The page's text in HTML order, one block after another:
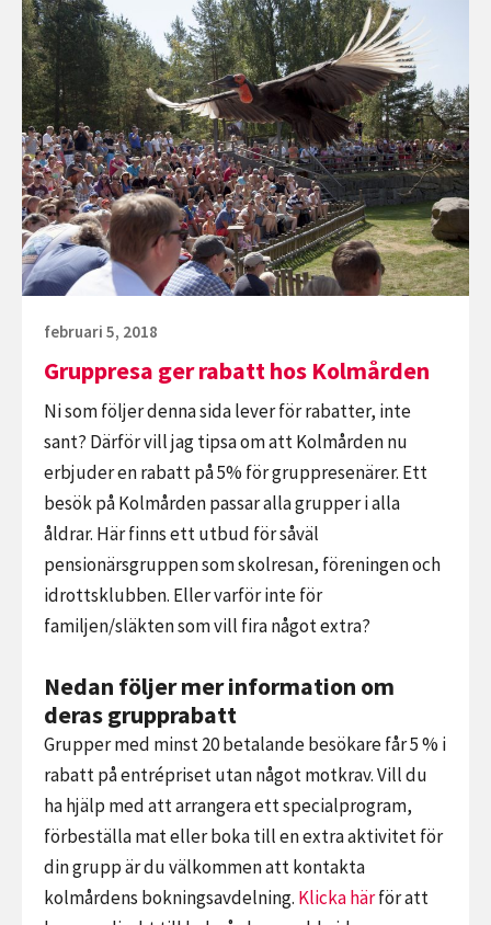
billigt
Fortsätt
läsa
Gruppresa
ger
rabatt
hos
Kolmården
Publicerat
februari 5, 2018
Gruppresa ger rabatt hos Kolmården
Ni som följer denna sida lever för rabatter, inte
sant? Därför vill jag tipsa om att Kolmården nu
erbjuder en rabatt på 5% för gruppresenärer. Ett
besök på Kolmården passar alla grupper i alla
åldrar. Här finns ett utbud för såväl
pensionärsgruppen som skolresan, föreningen och
idrottsklubben. Eller varför inte för
familjen/släkten som vill fira något extra?
Nedan följer mer information om
deras grupprabatt
Grupper med minst 20 betalande besökare får 5 % i
rabatt på entrépriset utan något motkrav. Vill du
ha hjälp med att arrangera ett specialprogram,
förbeställa mat eller boka till en extra aktivitet för
din grupp är du välkommen att kontakta
kolmårdens bokningsavdelning. Klicka härför att